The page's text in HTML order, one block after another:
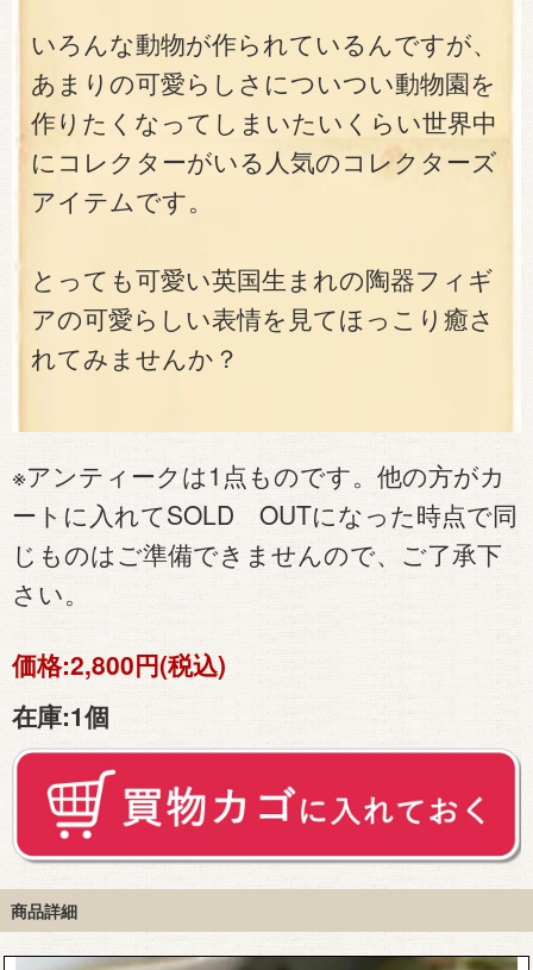
いろんな動物が作られているんですが、
あまりの可愛らしさについつい動物園を
作りたくなってしまいたいくらい世界中
にコレクターがいる人気のコレクターズ
アイテムです。
とっても可愛い英国生まれの陶器フィギ
アの可愛らしい表情を見てほっこり癒さ
れてみませんか？
※アンティークは1点ものです。他の方がカ
ートに入れてSOLD OUTになった時点で同
じものはご準備できませんので、ご了承下
さい。
価格:2,800円(税込)
在庫:1個
商品詳細